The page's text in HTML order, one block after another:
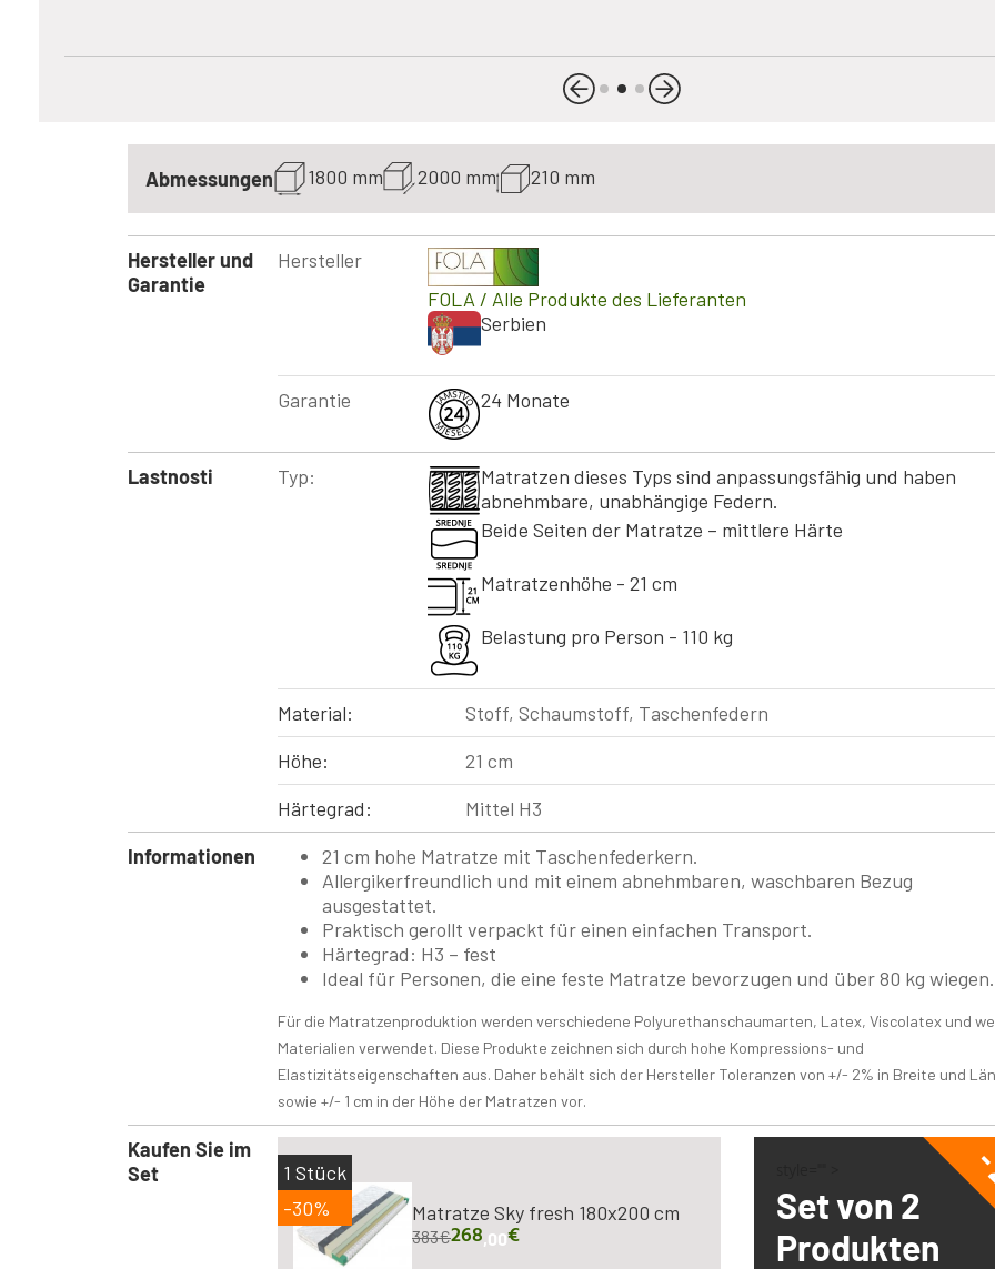
Abmessungen 1800 mm 2000 mm 210 mm
Hersteller und
Garantie
Hersteller
FOLA / Alle Produkte des Lieferanten
Serbien
Garantie 24 Monate
Lastnosti Typ:
Matratzen dieses Typs sind anpassungsfähig und haben
abnehmbare, unabhängige Federn.
Beide Seiten der Matratze – mittlere Härte
Matratzenhöhe - 21 cm
Belastung pro Person - 110 kg
Material:
Stoff, Schaumstoff, Taschenfedern
Höhe:
21 cm
Härtegrad:
Mittel H3
Informationen
21 cm hohe Matratze mit Taschenfederkern.
Allergikerfreundlich und mit einem abnehmbaren, waschbaren Bezug
ausgestattet.
Praktisch gerollt verpackt für einen einfachen Transport.
Härtegrad: H3 – fest
Ideal für Personen, die eine feste Matratze bevorzugen und über 80 kg wiegen.
Für die Matratzenproduktion werden verschiedene Polyurethanschaumarten, Latex, Viscolatex und
Materialien verwendet. Diese Produkte zeichnen sich durch hohe Kompressions- und
Elastizitätseigenschaften aus. Daher behält sich der Hersteller Toleranzen von +/- 2% in Breite und
sowie +/- 1 cm in der Höhe der Matratzen vor.
Kaufen Sie im
Set
1 Stück
-30%
Matratze Sky fresh 180x200 cm
383€268,00€
Set von 2
Produkten